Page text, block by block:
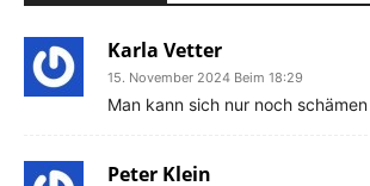
Karla Vetter
15. November 2024 Beim 18:29
Man kann sich nur noch
Peter Klein